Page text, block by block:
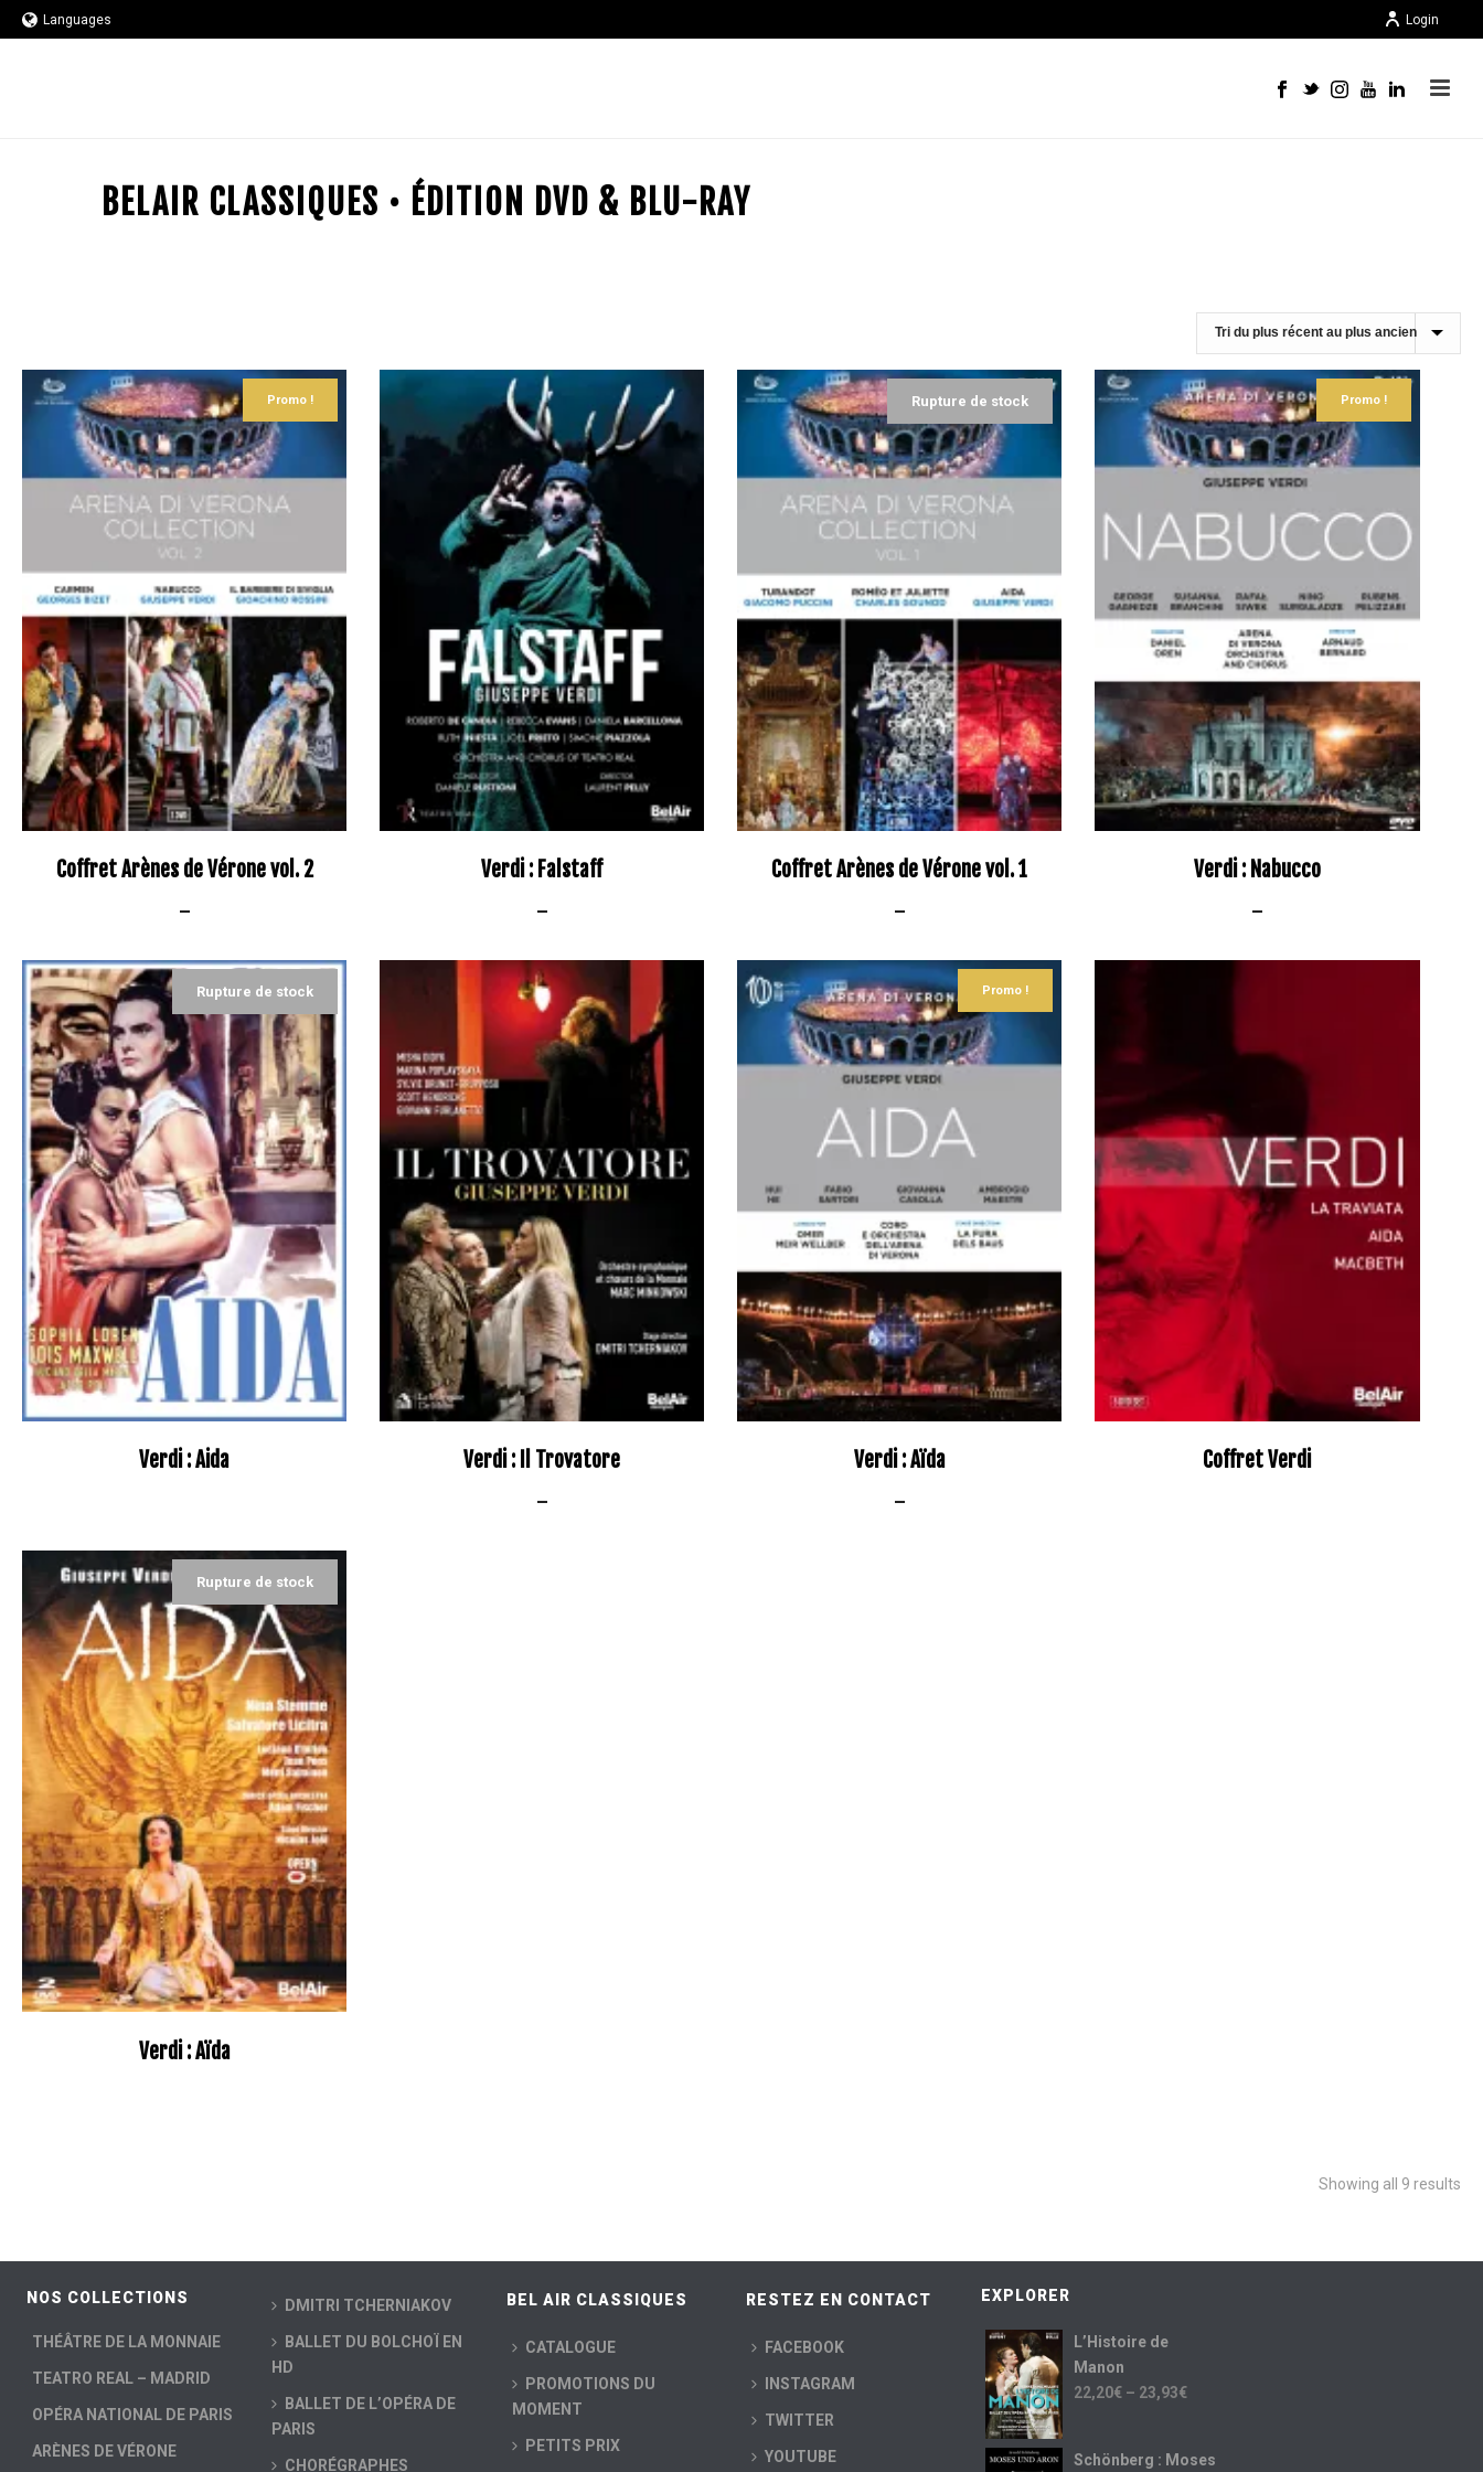
Languages Login
BELAIR CLASSIQUES • ÉDITION DVD & BLU-RAY
Promo !
Coffret Arènes de Vérone vol. 2
–
Verdi : Falstaff
–
Coffret Arènes de Vérone vol. 1
Rupture de stock
–
Promo !
Verdi : Nabucco
–
Verdi : Aida
Rupture de stock
Verdi : Il Trovatore
–
Promo !
Verdi : Aïda
–
Coffret Verdi
Verdi : Aïda
Rupture de stock
Showing all 9 results
NOS COLLECTIONS
THÉÂTRE DE LA MONNAIE
TEATRO REAL – MADRID
OPÉRA NATIONAL DE PARIS
ARÈNES DE VÉRONE
DMITRI TCHERNIAKOV
BALLET DU BOLCHOÏ EN
HD
BALLET DE L’OPÉRA DE
PARIS
CHORÉGRAPHES
BEL AIR CLASSIQUES
CATALOGUE
PROMOTIONS DU
MOMENT
PETITS PRIX
RESTEZ EN CONTACT
FACEBOOK
INSTAGRAM
TWITTER
YOUTUBE
EXPLORER
L’Histoire de
Manon
22,20€ – 23,93€
Schönberg : Moses